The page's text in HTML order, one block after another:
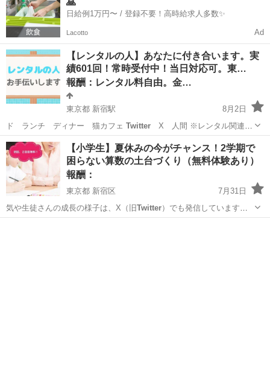
🙏
日給例1万円〜 / 登録不要！高時給求人多数✨
Lacotto Ad
【レンタルの人】あなたに付き合います。実
績601回！常時受付中！当日対応可。東…
報酬：レンタル料自由。金…
東京都 新宿駅
8月2日
ド ランチ ディナー 猫カフェ TwitterX 人間 ※レンタル関連
の…
東京 新宿区 新宿駅 手伝いたい/助けたい
【小学生】夏休みの今がチャンス！2学期で
困らない算数の土台づくり（無料体験あり）
報酬：
東京都 新宿区
7月31日
気や生徒さんの成長の様子は、X（旧Twitter）でも発信しています！
→ ht…